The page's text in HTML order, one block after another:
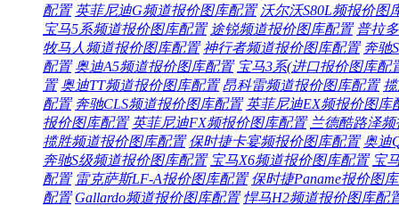
配置 英菲尼迪G频道报价图库配置 沃尔沃S80L频报价图
宝马5系频道报价图库配置 途锐频道报价图库配置 普拉
牧马人频道报价图库配置 神行者频道报价图库配置 奔驰
配置 奥迪A5频道报价图库配置 宝马3系(进口报价图库配
置 奥迪TT频道报价图库配置 昂科雷频道报价图库配置
配置 奔驰CLS频道报价图库配置 英菲尼迪EX频报价图库
报价图库配置 英菲尼迪FX频报价图库配置 兰德酷路泽频
揽胜频道报价图库配置 保时捷卡宴频报价图库配置 奥迪
奔驰S级频道报价图库配置 宝马X6频道报价图库配置 宝
配置 雷克萨斯LF-A报价图库配置 保时捷Paname报价图库
配置 Gallardo频道报价图库配置 悍马H2频道报价图库配